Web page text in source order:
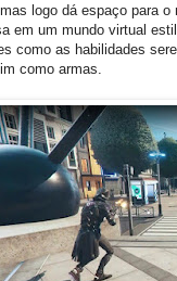
logo dá espaço para
em um mundo virtual
como as habilidades
como armas.